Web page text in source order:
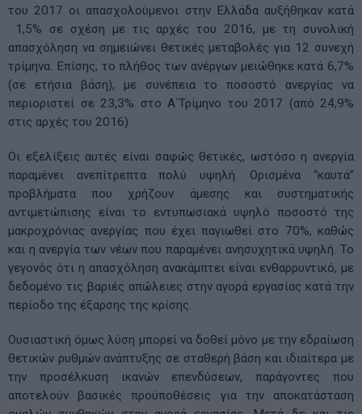
του 2017 οι απασχολούμενοι στην Ελλάδα αυξήθηκαν κατά
1,5% σε σχέση με τις αρχές του 2016, με τη συνολική
απασχόληση να σημειώνει θετικές μεταβολές για 12 συνεχή
τρίμηνα. Επίσης, το πλήθος των ανέργων μειώθηκε κατά 6,7%
(σε ετήσια βάση), με συνέπεια το ποσοστό ανεργίας να
περιοριστεί σε 23,3% στο Α΄Τρίμηνο του 2017 (από 24,9%
στις αρχές του 2016).
Οι εξελίξεις αυτές είναι σαφώς θετικές, ωστόσο η ανεργία
παραμένει ανεπίτρεπτα πολύ υψηλή. Ορισμένα “καυτά”
προβλήματα που χρήζουν άμεσης και συστηματικής
αντιμετώπισης είναι το εντυπωσιακά υψηλό ποσοστό της
μακροχρόνιας ανεργίας που έχει παγιωθεί στο 70%, καθώς
και η ανεργία των νέων που παραμένει ανησυχητικά υψηλή. Το
γεγονός ότι η απασχόληση ανακάμπτει είναι ενθαρρυντικό, με
δεδομένο τις βαριές απώλειες στην αγορά εργασίας κατά την
περίοδο της έξαρσης της κρίσης.
Ουσιαστική όμως λύση μπορεί να δοθεί μόνο με την εδραίωση
θετικών ρυθμών ανάπτυξης σε σταθερή βάση και ιδιαίτερα με
την προσέλκυση ικανών επενδύσεων, παράγοντες που
αποτελούν βασικές προϋποθέσεις για την αποκατάσταση